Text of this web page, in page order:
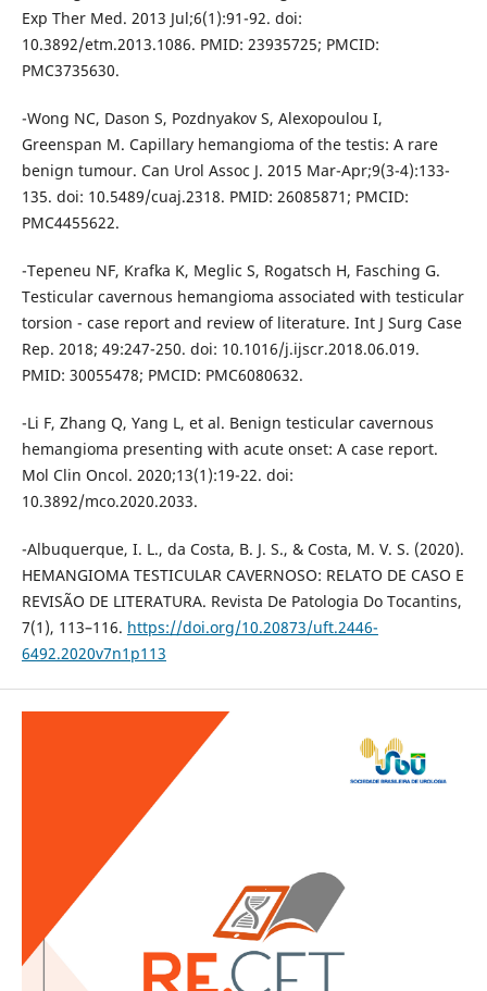
Exp Ther Med. 2013 Jul;6(1):91-92. doi:
10.3892/etm.2013.1086. PMID: 23935725; PMCID:
PMC3735630.
-Wong NC, Dason S, Pozdnyakov S, Alexopoulou I,
Greenspan M. Capillary hemangioma of the testis: A rare
benign tumour. Can Urol Assoc J. 2015 Mar-Apr;9(3-4):133-
135. doi: 10.5489/cuaj.2318. PMID: 26085871; PMCID:
PMC4455622.
-Tepeneu NF, Krafka K, Meglic S, Rogatsch H, Fasching G.
Testicular cavernous hemangioma associated with testicular
torsion - case report and review of literature. Int J Surg Case
Rep. 2018; 49:247-250. doi: 10.1016/j.ijscr.2018.06.019.
PMID: 30055478; PMCID: PMC6080632.
-Li F, Zhang Q, Yang L, et al. Benign testicular cavernous
hemangioma presenting with acute onset: A case report.
Mol Clin Oncol. 2020;13(1):19-22. doi:
10.3892/mco.2020.2033.
-Albuquerque, I. L., da Costa, B. J. S., & Costa, M. V. S. (2020).
HEMANGIOMA TESTICULAR CAVERNOSO: RELATO DE CASO E
REVISÃO DE LITERATURA. Revista De Patologia Do Tocantins,
7(1), 113–116. https://doi.org/10.20873/uft.2446-
6492.2020v7n1p113